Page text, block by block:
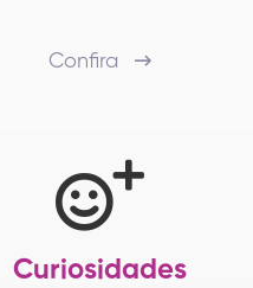
Confira
Curiosidades